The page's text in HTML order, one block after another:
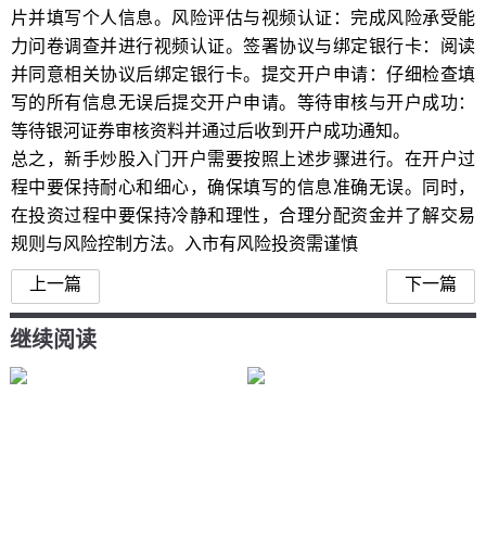
片并填写个人信息。风险评估与视频认证：完成风险承受能
力问卷调查并进行视频认证。签署协议与绑定银行卡：阅读
并同意相关协议后绑定银行卡。提交开户申请：仔细检查填
写的所有信息无误后提交开户申请。等待审核与开户成功：
等待银河证券审核资料并通过后收到开户成功通知。
总之，新手炒股入门开户需要按照上述步骤进行。在开户过
程中要保持耐心和细心，确保填写的信息准确无误。同时，
在投资过程中要保持冷静和理性，合理分配资金并了解交易
规则与风险控制方法。入市有风险投资需谨慎
上一篇 下一篇
继续阅读